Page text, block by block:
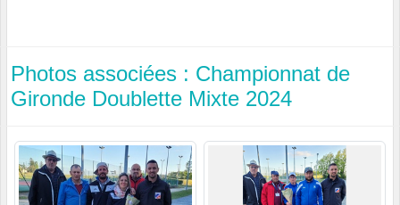
Photos associées : Championnat de
Gironde Doublette Mixte 2024